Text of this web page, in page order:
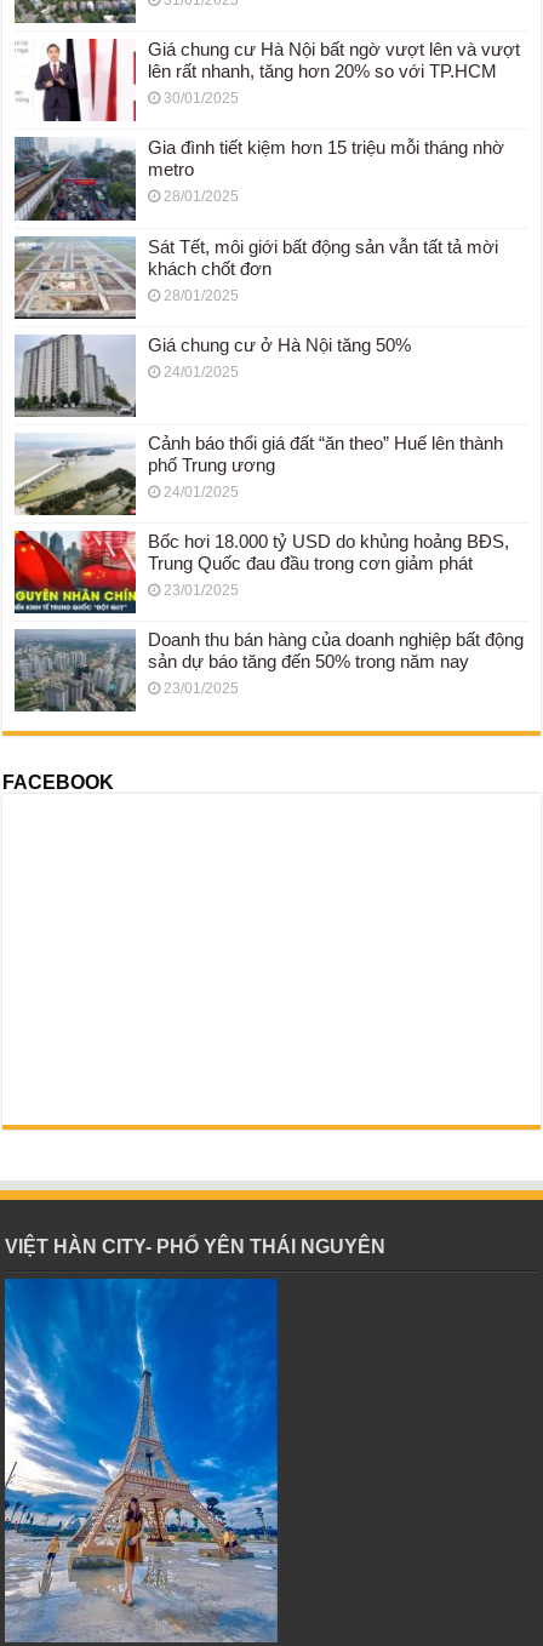
Giá chung cư Hà Nội bất ngờ vượt lên và vượt
lên rất nhanh, tăng hơn 20% so với TP.HCM
30/01/2025
Gia đình tiết kiệm hơn 15 triệu mỗi tháng nhờ
metro
28/01/2025
Sát Tết, môi giới bất động sản vẫn tất tả mời
khách chốt đơn
28/01/2025
Giá chung cư ở Hà Nội tăng 50%
24/01/2025
Cảnh báo thổi giá đất “ăn theo” Huế lên thành
phố Trung ương
24/01/2025
Bốc hơi 18.000 tỷ USD do khủng hoảng BĐS,
Trung Quốc đau đầu trong cơn giảm phát
23/01/2025
Doanh thu bán hàng của doanh nghiệp bất động
sản dự báo tăng đến 50% trong năm nay
23/01/2025
FACEBOOK
VIỆT HÀN CITY- PHỔ YÊN THÁI NGUYÊN